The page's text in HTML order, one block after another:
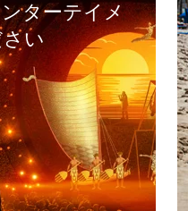
ターテイメ
い